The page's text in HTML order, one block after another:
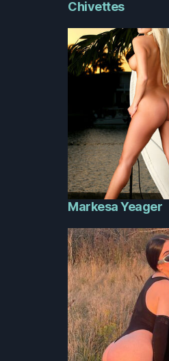
Chivettes
Markesa Yeager